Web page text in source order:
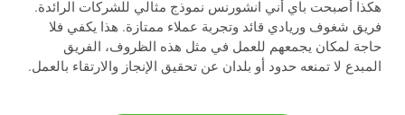
هكذا أصبحت باي أني انشورنس نموذج مثالي للشركات الرائدة.
فريق شغوف وريادي قائد وتجربة عملاء ممتازة. هذا يكفي فلا
حاجة لمكان يجمعهم للعمل في مثل هذه الظروف، الفريق
المبدع لا تمنعه حدود أو بلدان عن تحقيق الإنجاز والارتقاء بالعمل.